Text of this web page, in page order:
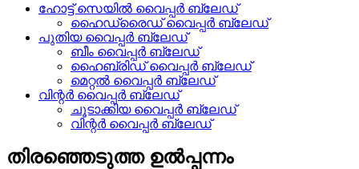
ഹോട്ട് സെയിൽ വൈപ്പർ ബ്ലേഡ്
ഹൈഡ്രൈഡ് വൈപ്പർ ബ്ലേഡ്
പുതിയ വൈപ്പർ ബ്ലേഡ്
ബീം വൈപ്പർ ബ്ലേഡ്
ഹൈബ്രിഡ് വൈപ്പർ ബ്ലേഡ്
മെറ്റൽ വൈപ്പർ ബ്ലേഡ്
വിന്റർ വൈപ്പർ ബ്ലേഡ്
ചൂടാക്കിയ വൈപ്പർ ബ്ലേഡ്
വിന്റർ വൈപ്പർ ബ്ലേഡ്
തിരഞ്ഞെടുത്ത ഉൽപ്പന്നം